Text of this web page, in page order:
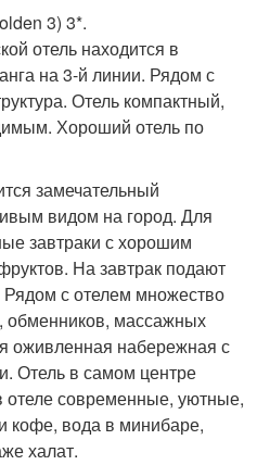
3) 3*.
отель находится в
на 3-й линии. Рядом с
Отель компактный,
Хороший отель по
замечательный
видом на город. Для
завтраки с хорошим
На завтрак подают
с отелем множество
обменников, массажных
оживленная набережная с
Отель в самом центре
отеле современные, уютные,
кофе, вода в минибаре,
халат.